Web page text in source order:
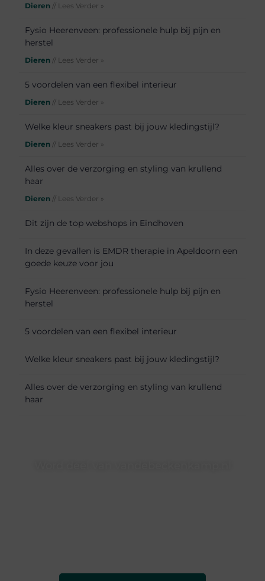
Dieren // Lees Verder »
Fysio Heerenveen: professionele hulp bij pijn en
herstel
Dieren // Lees Verder »
5 voordelen van een flexibel interieur
Dieren // Lees Verder »
Welke kleur sneakers past bij jouw kledingstijl?
Dieren // Lees Verder »
Alles over de verzorging en styling van krullend
haar
Dieren // Lees Verder »
Dit zijn de top webshops in Eindhoven
In deze gevallen is EMDR therapie in Apeldoorn een
goede keuze voor jou
Fysio Heerenveen: professionele hulp bij pijn en
herstel
5 voordelen van een flexibel interieur
Welke kleur sneakers past bij jouw kledingstijl?
Alles over de verzorging en styling van krullend
haar